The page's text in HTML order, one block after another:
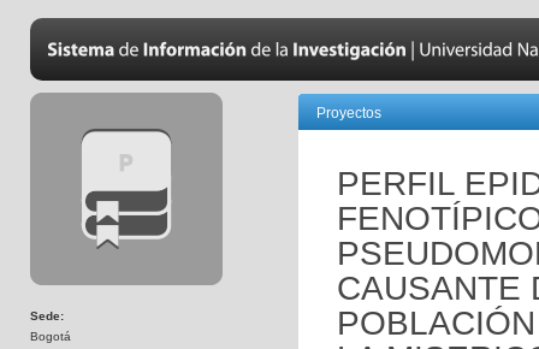
Sede:
Bogotá
Proyectos
PERFIL
CAUSANTE